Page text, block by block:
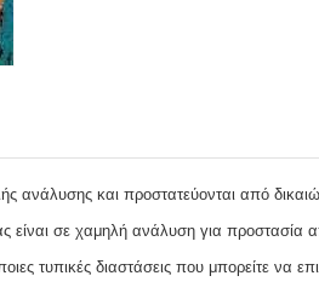
ανάλυσης και προστατεύονται από
σε χαμηλή ανάλυση για προστασία
τυπικές διαστάσεις που μπορείτε να